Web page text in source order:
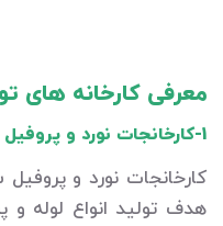
معرفی کارخانه های
1-کارخانجات نورد و پروفیل ساوه